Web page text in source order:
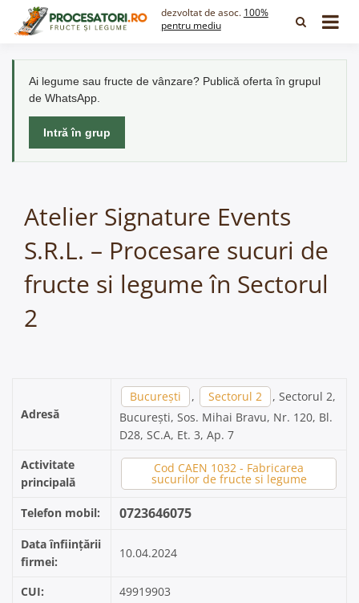
dezvoltat de asoc. 100%
pentru mediu
Ai legume sau fructe de vânzare? Publică oferta în grupul
de WhatsApp.
Intră în grup
Atelier Signature Events
S.R.L. – Procesare sucuri de
fructe si legume în Sectorul
2
Adresă
București , Sectorul 2
, Sectorul 2,
București, Sos. Mihai Bravu, Nr. 120, Bl.
D28, SC.A, Et. 3, Ap. 7
Activitate
principală
Cod CAEN 1032 - Fabricarea
sucurilor de fructe si legume
Telefon mobil: 0723646075
Data înființării
firmei:
10.04.2024
CUI:
49919903